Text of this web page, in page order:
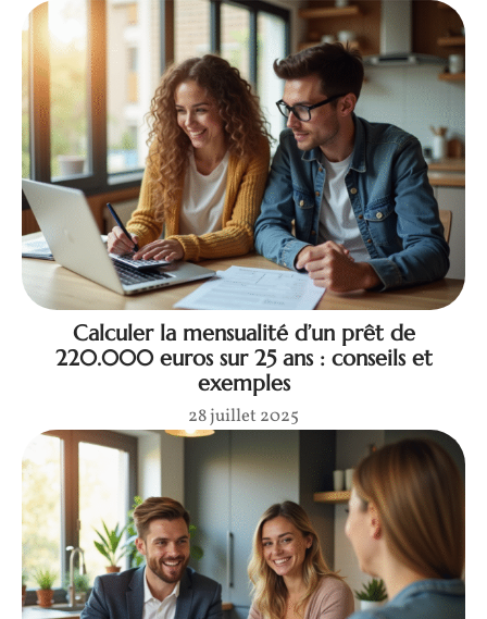
Calculer la mensualité d’un prêt de
220.000 euros sur 25 ans : conseils et
exemples
28 juillet 2025